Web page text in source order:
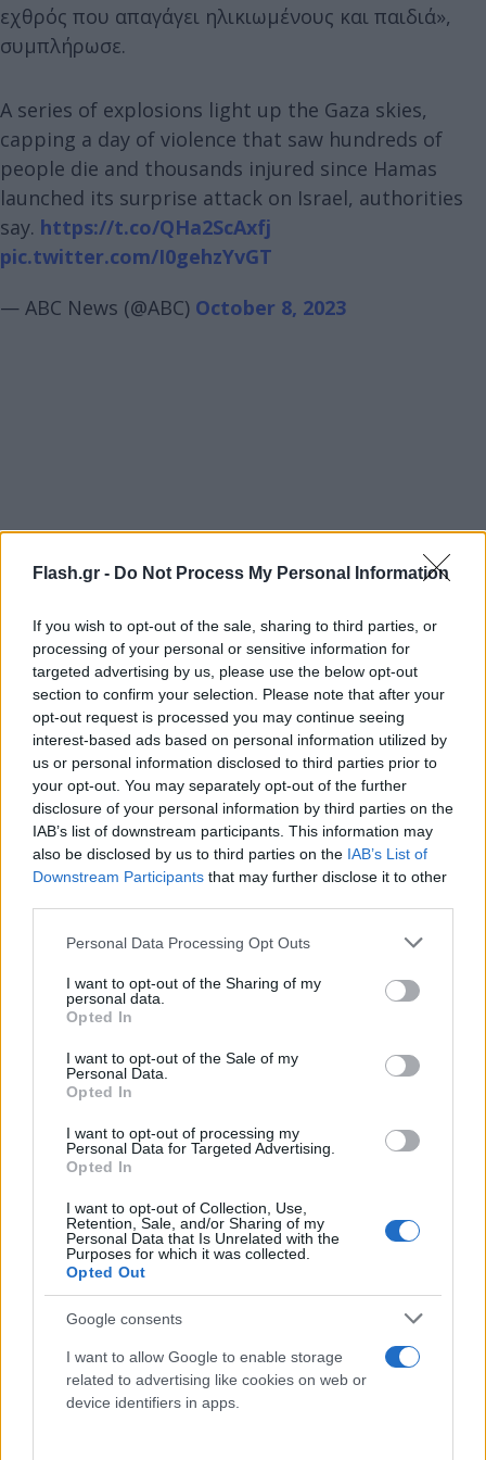
Flash.gr - Do Not Process My Personal Information
If you wish to opt-out of the sale, sharing to third parties, or
processing of your personal or sensitive information for
targeted advertising by us, please use the below opt-out
section to confirm your selection. Please note that after your
opt-out request is processed you may continue seeing
interest-based ads based on personal information utilized by
us or personal information disclosed to third parties prior to
your opt-out. You may separately opt-out of the further
disclosure of your personal information by third parties on the
IAB’s list of downstream participants. This information may
also be disclosed by us to third parties on the IAB’s List of
Downstream Participants that may further disclose it to other
Please note that this website/app uses one or more Google
not limited to your visit or usage behaviour. You may click to
grant or deny consent to Google and its third-party tags to
use your data for below specified purposes in below Google
consent section.
Personal Data Processing Opt Outs
I want to opt-out of the Sharing of my
personal data.
Opted In
I want to opt-out of the Sale of my
Personal Data.
Opted In
I want to opt-out of processing my
Personal Data for Targeted Advertising.
Opted In
I want to opt-out of Collection, Use,
Retention, Sale, and/or Sharing of my
Personal Data that Is Unrelated with the
Purposes for which it was collected.
Opted Out
Google consents
I want to allow Google to enable storage
related to advertising like cookies on web or
device identifiers in apps.
εχθρός που απαγάγει ηλικιωμένους και παιδιά»,
συμπλήρωσε.
A series of explosions light up the Gaza skies,
capping a day of violence that saw hundreds of
people die and thousands injured since Hamas
launched its surprise attack on Israel, authorities
say. https://t.co/QHa2ScAxfj
pic.twitter.com/I0gehzYvGT
— ABC News (@ABC) October 8, 2023
Από την πλευρά του, ο ηγέτης της Χαμάς
εμφανίζεται σίγουρος πως η επίθεση που ξεκίνησε
θύλακα με πληθυσμό περίπου 2,3 εκατομμυρίων,
αποκλεισμένο εδώ και 16 χρόνια – θα εξαπλωθεί
στη Δυτική Όχθη και στην Ιερουσαλήμ. Σε ομιλία
του, ο Ισμαήλ Χανίγια διατύπωσε απειλές για το
τέμενος Αλ Ακσά, καταγγέλλοντας τον
συνεχιζόμενο αποκλεισμό της Γάζας και τις
πρωτοβουλίες για εξομάλυνση των σχέσεων
μεταξύ του Ισραήλ και αραβικών χωρών.
«Πόσες φορές σας προειδοποιήσαμε ότι οι